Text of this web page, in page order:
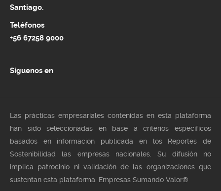
Santiago.
Teléfonos
+56 67258 9000
Síguenos en
Las prácticas empresariales contenidas en esta plataforma
han sido seleccionadas en base a criterios especificos
basados en información publicada en los Reportes de
Sostenibilidad las empresas nacionales. Su difusión no
implica patrocinio ni validación de las organizaciones que
sustentan esta plataforma. Empresas Sumando Valor®